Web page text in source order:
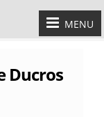
MENU
Ducros